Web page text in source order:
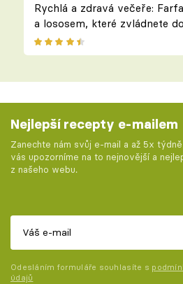
Rychlá a zdravá večeře:
a lososem, které zvládnete
Nejlepší recepty e-mailem
Zanechte nám svůj e-mail a až 5x týdně
vás upozorníme na to nejnovější a
z našeho webu.
Odesláním formuláře souhlasíte s
údajů